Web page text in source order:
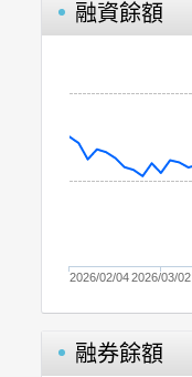
融資餘額
2026/02/042026/03/02
融券餘額